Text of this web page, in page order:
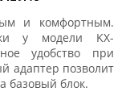
и комфортным.
у модели KX-
удобство при
адаптер позволит
базовый блок.